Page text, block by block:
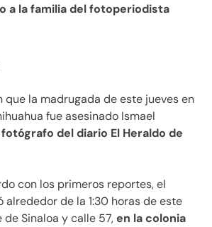
a la familia del fotoperiodista
que la madrugada de este jueves en
fue asesinado Ismael
fotógrafo del diario El Heraldo de
con los primeros reportes, el
alrededor de la 1:30 horas de este
de Sinaloa y calle 57,en la colonia